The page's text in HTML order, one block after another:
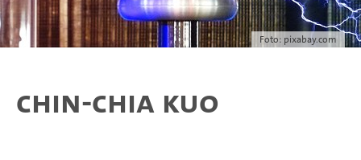
Foto: pixabay.com
Chin-Chia Kuo